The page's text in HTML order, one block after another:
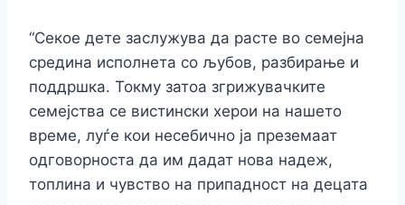
“Секое дете заслужува да расте во семејна
средина исполнета со љубов, разбирање и
поддршка. Токму затоа згрижувачките
семејства се вистински херои на нашето
време, луѓе кои несебично ја преземаат
одговорноста да им дадат нова надеж,
топлина и чувство на припадност на децата